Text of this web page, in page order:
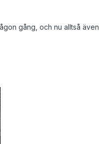
gång, och nu alltså även